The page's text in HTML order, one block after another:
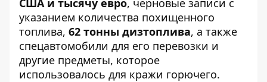
США и тысячу евро, черновые записи с
указанием количества похищенного
топлива, 62 тонны дизтоплива, а также
спецавтомобили для его перевозки и
другие предметы, которое
использовалось для кражи горючего.